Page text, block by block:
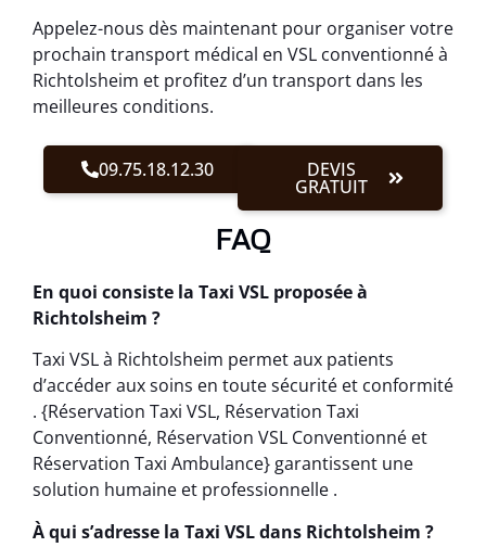
Appelez-nous dès maintenant pour organiser votre
prochain transport médical en VSL conventionné à
Richtolsheim et profitez d’un transport dans les
meilleures conditions.
09.75.18.12.30 DEVIS
GRATUIT
FAQ
En quoi consiste la Taxi VSL proposée à
Richtolsheim ?
Taxi VSL à Richtolsheim permet aux patients
d’accéder aux soins en toute sécurité et conformité
. {Réservation Taxi VSL, Réservation Taxi
Conventionné, Réservation VSL Conventionné et
Réservation Taxi Ambulance} garantissent une
solution humaine et professionnelle .
À qui s’adresse la Taxi VSL dans Richtolsheim ?